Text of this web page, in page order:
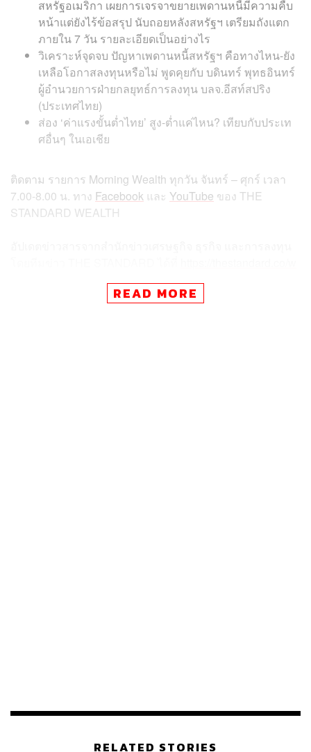
สหรัฐอเมริกา เผยการเจรจาขยายเพดานหนี้มีความคืบ
หน้าแต่ยังไร้ข้อสรุป นับถอยหลังสหรัฐฯ เตรียมถังแตก
ภายใน 7 วัน รายละเอียดเป็นอย่างไร
วิเคราะห์จุดจบ ปัญหาเพดานหนี้สหรัฐฯ คือทางไหน-ยัง
เหลือโอกาสลงทุนหรือไม่ พูดคุยกับ บดินทร์ พุทธอินทร์
ผู้อำนวยการฝ่ายกลยุทธ์การลงทุน บลจ.อีสท์สปริง
(ประเทศไทย)
ส่อง ‘ค่าแรงขั้นต่ำไทย’ สูง-ต่ำแค่ไหน? เทียบกับประเท
ศอื่นๆ ในเอเชีย
ติดตาม รายการ Morning Wealth ทุกวัน จันทร์ – ศุกร์ เวลา
7.00-8.00 น. ทาง Facebook และ YouTube ของ THE
STANDARD WEALTH
READ MORE
RELATED STORIES